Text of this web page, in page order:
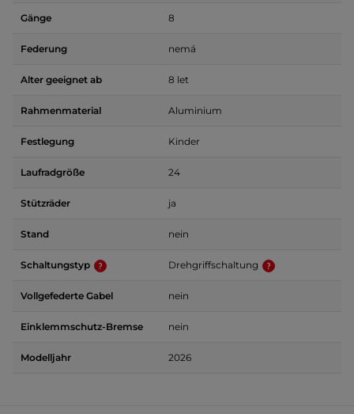
Gänge 8
Federung nemá
Alter geeignet ab 8 let
Rahmenmaterial Aluminium
Festlegung Kinder
Laufradgröße 24
Stützräder ja
Stand nein
Schaltungstyp Drehgriffschaltung
Vollgefederte Gabel nein
Einklemmschutz-Bremse nein
Modelljahr 2026